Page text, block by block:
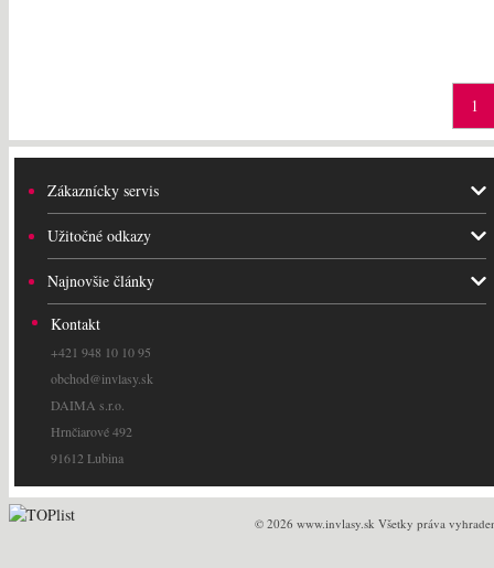
1
Zákaznícky servis
Užitočné odkazy
Najnovšie články
Kontakt
+421 948 10 10 95
obchod@invlasy.sk
DAIMA s.r.o.
Hrnčiarové 492
91612 Lubina
© 2026 www.invlasy.sk Všetky práva